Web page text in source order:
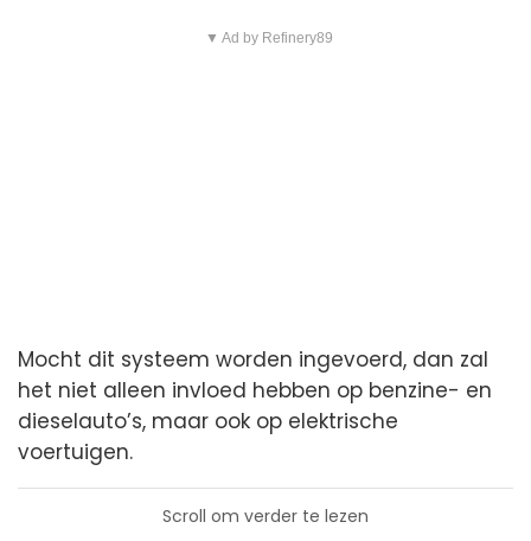
▼ Ad by Refinery89
Mocht dit systeem worden ingevoerd, dan zal
het niet alleen invloed hebben op benzine- en
dieselauto’s, maar ook op elektrische
voertuigen.
Scroll om verder te lezen